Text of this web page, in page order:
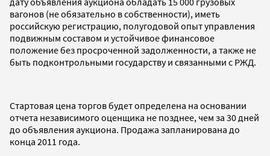
вагонов (не обязательно в собственности), иметь
российскую регистрацию, полугодовой опыт управления
подвижным составом и устойчивое финансовое
положение без просроченной задолженности, а также не
быть подконтрольными государству и связанными с РЖД.
Стартовая цена торгов будет определена на основании
отчета независимого оценщика не позднее, чем за 30 дней
до объявления аукциона. Продажа запланирована до
конца 2011 года.